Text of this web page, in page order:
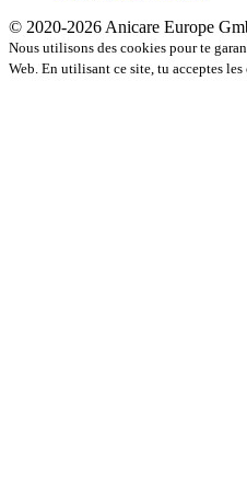
© 2020-2026 Anicare Europe
Nous utilisons des cookies pour te
Web. En utilisant ce site, tu acceptes les